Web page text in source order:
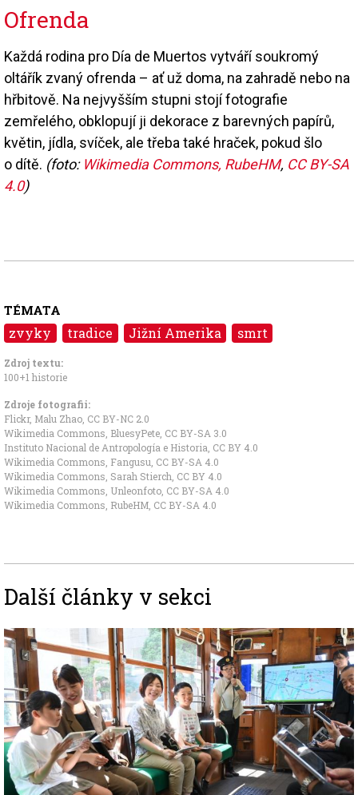
Ofrenda
Každá rodina pro Día de Muertos vytváří soukromý
oltářík zvaný ofrenda – ať už doma, na zahradě nebo na
hřbitově. Na nejvyšším stupni stojí fotografie
zemřelého, obklopují ji dekorace z barevných papírů,
květin, jídla, svíček, ale třeba také hraček, pokud šlo
o dítě. (foto: Wikimedia Commons, RubeHM, CC BY-SA
4.0)
TÉMATA
zvyky tradice Jižní Amerika smrt
Zdroj textu:
100+1 historie
Zdroje fotografii:
Flickr, Malu Zhao, CC BY-NC 2.0
Wikimedia Commons, BluesyPete, CC BY-SA 3.0
Instituto Nacional de Antropología e Historia, CC BY 4.0
Wikimedia Commons, Fangusu, CC BY-SA 4.0
Wikimedia Commons, Sarah Stierch, CC BY 4.0
Wikimedia Commons, Unleonfoto, CC BY-SA 4.0
Wikimedia Commons, RubeHM, CC BY-SA 4.0
Další články v sekci
Image